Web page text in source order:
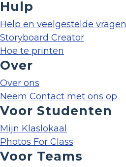
Hulp
Help en veelgestelde vragen
Storyboard Creator
Hoe te printen
Over
Over ons
Neem Contact met ons op
Voor Studenten
Mijn Klaslokaal
Photos For Class
Voor Teams